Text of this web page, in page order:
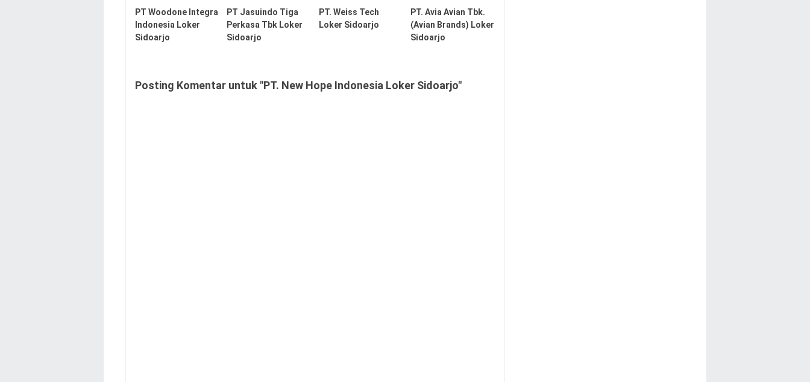
PT Woodone Integra
Indonesia Loker
Sidoarjo
PT Jasuindo Tiga
Perkasa Tbk Loker
Sidoarjo
PT. Weiss Tech
Loker Sidoarjo
PT. Avia Avian Tbk.
(Avian Brands) Loker
Sidoarjo
Posting Komentar untuk "PT. New Hope Indonesia Loker Sidoarjo"